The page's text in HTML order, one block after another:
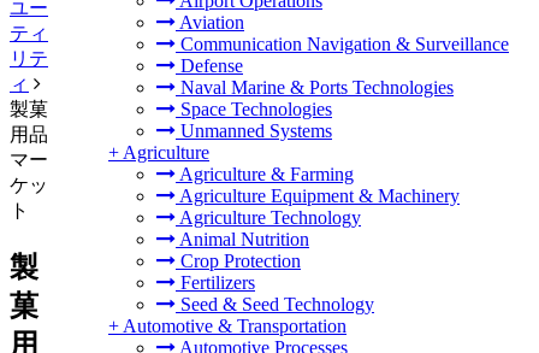
Aviation
Communication Navigation & Surveillance
Defense
Naval Marine & Ports Technologies
Space Technologies
Unmanned Systems
+ Agriculture
Agriculture & Farming
Agriculture Equipment & Machinery
Agriculture Technology
Animal Nutrition
Crop Protection
Fertilizers
Seed & Seed Technology
+ Automotive & Transportation
Automotive Processes
ユー
ティ
リテ
ィ
製菓
用品
マー
ケッ
ト
製
菓
用